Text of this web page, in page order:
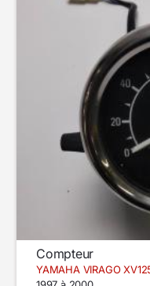
Compteur
YAMAHA VIRAGO